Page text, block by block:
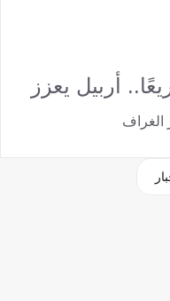
أربيل يعزز
الغراف